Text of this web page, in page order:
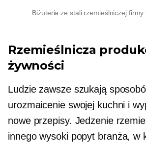
Biżuteria ze stali rzemieślniczej firmy
Rzemieślnicza
żywności
Ludzie zawsze szukają
urozmaicenie swojej kuchni i
nowe przepisy. Jedzenie
innegowysoki popyt branża, w